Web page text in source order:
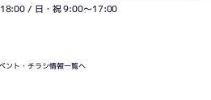
/ 日・祝 9:00〜17:00
ント・チラシ情報一覧へ